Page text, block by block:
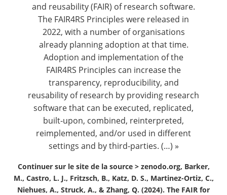
and reusability (FAIR) of research software.
The FAIR4RS Principles were released in
2022, with a number of organisations
already planning adoption at that time.
Adoption and implementation of the
FAIR4RS Principles can increase the
transparency, reproducibility, and
reusability of research by providing research
software that can be executed, replicated,
built-upon, combined, reinterpreted,
reimplemented, and/or used in different
settings and by third-parties. (…) »
Continuer sur le site de la source > zenodo.org, Barker,
M., Castro, L. J., Fritzsch, B., Katz, D. S., Martinez-Ortiz, C.,
Niehues, A., Struck, A., & Zhang, Q. (2024). The FAIR for